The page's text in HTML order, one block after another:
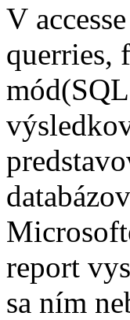
V
querries,
report
sa ním